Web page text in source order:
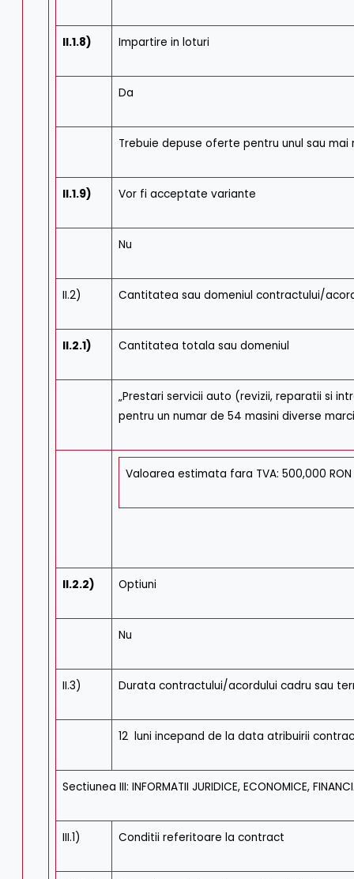
II.1.8) Impartire in loturi
Da
Trebuie depuse oferte pentru unul sau mai
II.1.9) Vor fi acceptate variante
Nu
II.2) Cantitatea sau domeniul contractului/
II.2.1) Cantitatea totala sau domeniul
„Prestari servicii auto (revizii, reparatii si
pentru un numar de 54 masini diverse
Valoarea estimata fara TVA: 500,000 RON
II.2.2) Optiuni
Nu
II.3) Durata contractului/acordului cadru sau
12 luni incepand de la data atribuirii
Sectiunea III: INFORMATII JURIDICE, ECONOMICE,
III.1) Conditii referitoare la contract